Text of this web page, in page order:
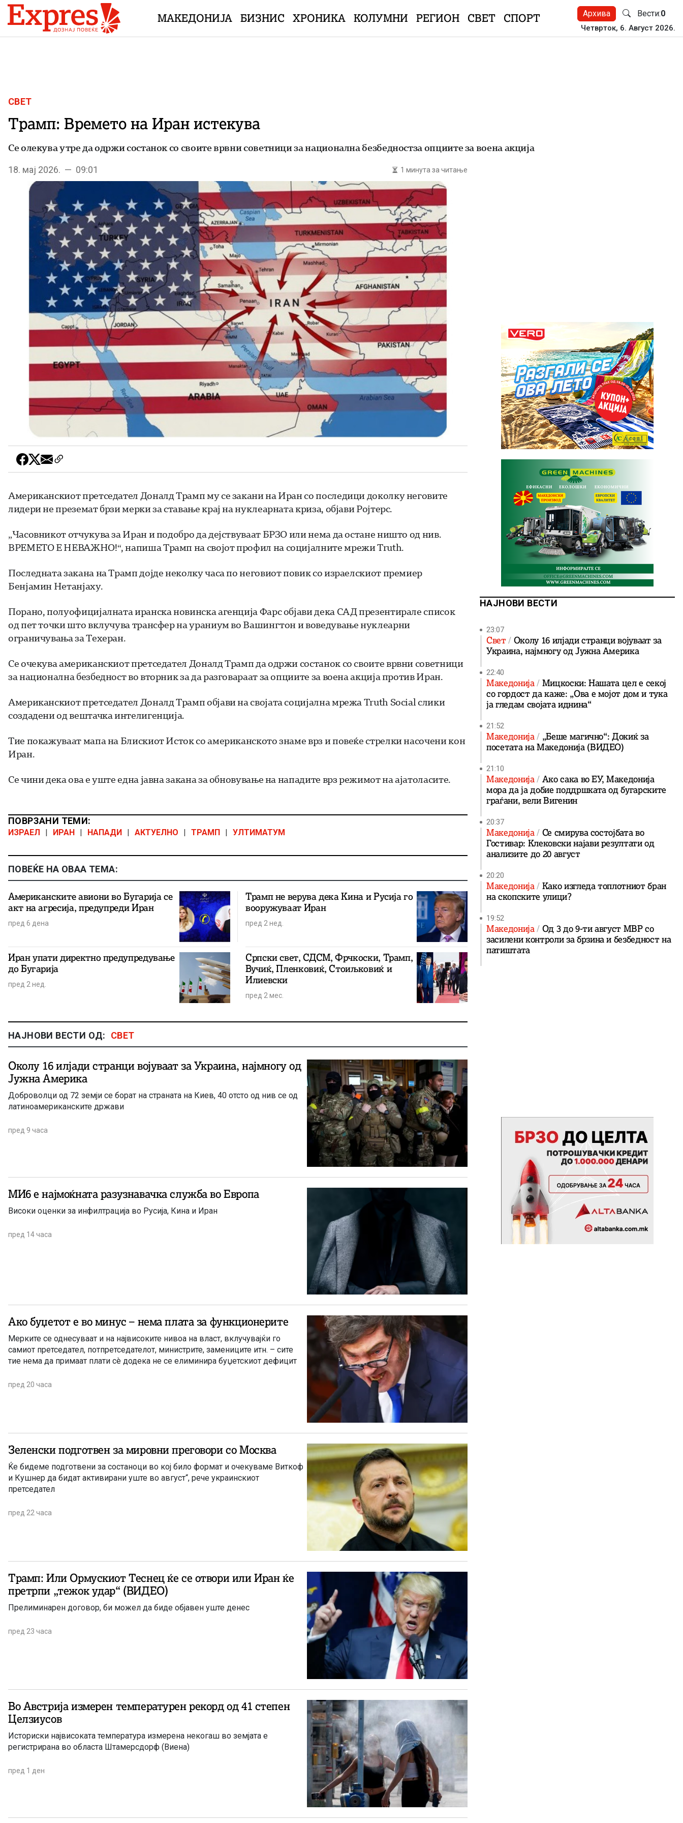
Skip to content
МАКЕДОНИЈА БИЗНИС ХРОНИКА КОЛУМНИ РЕГИОН СВЕТ СПОРТ Архива Вести:0
Четврток, 6. Август 2026.
СВЕТ
Трамп: Времето на Иран истекува
Се олекува утре да одржи состанок со своите врвни советници за национална безбедностза опциите за воена акција
18. мај 2026. — 09:01 1 минута за читање
Американскиот претседател Доналд Трамп му се закани на Иран со последици доколку неговите
лидери не преземат брзи мерки за ставање крај на нуклеарната криза, објави Ројтерс.
„Часовникот отчукува за Иран и подобро да дејствуваат БРЗО или нема да остане ништо од нив.
ВРЕМЕТО Е НЕВАЖНО!“, напиша Трамп на својот профил на социјалните мрежи Truth.
Последната закана на Трамп дојде неколку часа по неговиот повик со израелскиот премиер
Бенјамин Нетанјаху.
Порано, полуофицијалната иранска новинска агенција Фарс објави дека САД презентирале список
од пет точки што вклучува трансфер на ураниум во Вашингтон и воведување нуклеарни
ограничувања за Техеран.
Се очекува американскиот претседател Доналд Трамп да одржи состанок со своите врвни советници
за национална безбедност во вторник за да разговараат за опциите за воена акција против Иран.
Американскиот претседател Доналд Трамп објави на својата социјална мрежа Truth Social слики
создадени од вештачка интелигенција.
Тие покажуваат мапа на Блискиот Исток со американското знаме врз и повеќе стрелки насочени кон
Иран.
Се чини дека ова е уште една јавна закана за обновување на нападите врз режимот на ајатоласите.
ПОВРЗАНИ ТЕМИ:
ИЗРАЕЛ | ИРАН | НАПАДИ | АКТУЕЛНО | ТРАМП | УЛТИМАТУМ
ПОВЕЌЕ НА ОВАА ТЕМА:
Американските авиони во Бугарија се
акт на агресија, предупреди Иран
пред 6 дена
Трамп не верува дека Кина и Русија го
вооружуваат Иран
пред 2 нед.
Иран упати директно предупредување
до Бугарија
пред 2 нед.
Српски свет, СДСМ, Фрчкоски, Трамп,
Вучиќ, Пленковиќ, Стоиљковиќ и
Илиевски
пред 2 мес.
НАЈНОВИ ВЕСТИ ОД: СВЕТ
Околу 16 илјади странци војуваат за Украина, најмногу од
Јужна Америка
Доброволци од 72 земји се борат на страната на Киев, 40 отсто од нив се од
латиноамериканските држави
пред 9 часа
МИ6 е најмоќната разузнавачка служба во Европа
Високи оценки за инфилтрација во Русија, Кина и Иран
пред 14 часа
Ако буџетот е во минус – нема плата за функционерите
Мерките се однесуваат и на највисоките нивоа на власт, вклучувајќи го
самиот претседател, потпретседателот, министрите, замениците итн. – сите
тие нема да примаат плати сè додека не се елиминира буџетскиот дефицит
пред 20 часа
Зеленски подготвен за мировни преговори со Москва
Ќе бидеме подготвени за состаноци во кој било формат и очекуваме Виткоф
и Кушнер да бидат активирани уште во август“, рече украинскиот
претседател
пред 22 часа
Трамп: Или Ормускиот Теснец ќе се отвори или Иран ќе
претрпи „тежок удар“ (ВИДЕО)
Прелиминарен договор, би можел да биде објавен уште денес
пред 23 часа
Во Австрија измерен температурен рекорд од 41 степен
Целзиусов
Историски највисоката температура измерена некогаш во земјата е
регистрирана во областа Штамерсдорф (Виена)
пред 1 ден
НАЈНОВИ ВЕСТИ
23:07
Свет Околу 16 илјади странци војуваат за
Украина, најмногу од Јужна Америка
22:40
Македонија Мицкоски: Нашата цел е секој
со гордост да каже: „Ова е мојот дом и тука
ја гледам својата иднина“
21:52
Македонија „Беше магично“: Докиќ за
посетата на Македонија (ВИДЕО)
21:10
Македонија Ако сака во ЕУ, Македонија
мора да ја добие поддршката од бугарските
граѓани, вели Вигенин
20:37
Македонија Се смирува состојбата во
Гостивар: Клековски најави резултати од
анализите до 20 август
20:20
Македонија Како изгледа топлотниот бран
на скопските улици?
19:52
Македонија Од 3 до 9-ти август МВР со
засилени контроли за брзина и безбедност на
патиштата